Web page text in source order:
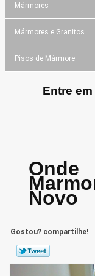
Mármores
Mármores e Granitos
Pisos de Mármore
Entre
Novo
Gostou? compartilhe!